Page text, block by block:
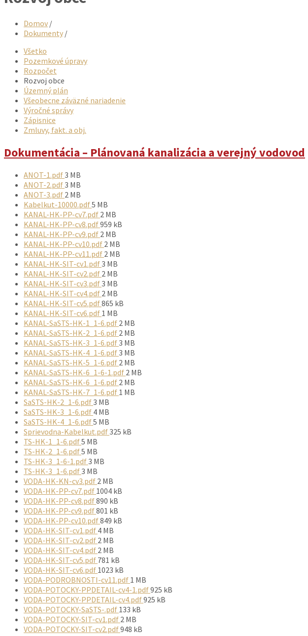
Domov /
Dokumenty /
Všetko
Pozemkové úpravy
Rozpočet
Rozvoj obce
Územný plán
Všeobecne záväzné nariadenie
Výročné správy
Zápisnice
Zmluvy, fakt. a obj.
Dokumentácia – Plánovaná kanalizácia a verejný vodovod
PrílohyANOT-1.pdf Veľkosť
súboru:
3 MB
ANOT-2.pdf Veľkosť
súboru:
3 MB
ANOT-3.pdf Veľkosť
súboru:
2 MB
Kabelkut-10000.pdf Veľkosť
súboru:
5 MB
KANAL-HK-PP-cv7.pdf Veľkosť
súboru:
2 MB
KANAL-HK-PP-cv8.pdfVeľkosť
súboru:
959 kB
KANAL-HK-PP-cv9.pdf Veľkosť
súboru:
2 MB
KANAL-HK-PP-cv10.pdf Veľkosť
súboru:
2 MB
KANAL-HK-PP-cv11.pdf Veľkosť
súboru:
2 MB
KANAL-HK-SIT-cv1.pdf Veľkosť
súboru:
3 MB
KANAL-HK-SIT-cv2.pdf Veľkosť
súboru:
2 MB
KANAL-HK-SIT-cv3.pdf Veľkosť
súboru:
3 MB
KANAL-HK-SIT-cv4.pdf Veľkosť
súboru:
2 MB
KANAL-HK-SIT-cv5.pdfVeľkosť
súboru:
865 kB
KANAL-HK-SIT-cv6.pdf Veľkosť
súboru:
1 MB
KANAL-SaSTS-HK-1_1-6.pdf Veľkosť
súboru:
2 MB
KANAL-SaSTS-HK-2_1-6.pdf Veľkosť
súboru:
2 MB
KANAL-SaSTS-HK-3_1-6.pdf Veľkosť
súboru:
3 MB
KANAL-SaSTS-HK-4_1-6.pdf Veľkosť
súboru:
3 MB
KANAL-SaSTS-HK-5_1-6.pdf Veľkosť
súboru:
2 MB
KANAL-SaSTS-HK-6_1-6-1.pdf Veľkosť
súboru:
2 MB
KANAL-SaSTS-HK-6_1-6.pdf Veľkosť
súboru:
2 MB
KANAL-SaSTS-HK-7_1-6.pdf Veľkosť
1 MB
SaSTS-HK-2_1-6.pdf Veľkosť
súboru:
3 MB
SaSTS-HK-3_1-6.pdf Veľkosť
súboru:
4 MB
SaSTS-HK-4_1-6.pdf Veľkosť
súboru:
5 MB
Sprievodna-Kabelkut.pdf Veľkosť
325 kB
TS-HK-1_1-6.pdf Veľkosť
súboru:
5 MB
TS-HK-2_1-6.pdf Veľkosť
súboru:
5 MB
TS-HK-3_1-6-1.pdf Veľkosť
súboru:
3 MB
TS-HK-3_1-6.pdf Veľkosť
súboru:
3 MB
VODA-HK-KN-cv3.pdf Veľkosť
súboru:
2 MB
VODA-HK-PP-cv7.pdf Veľkosť
súboru:
1004 kB
VODA-HK-PP-cv8.pdfVeľkosť
súboru:
890 kB
VODA-HK-PP-cv9.pdfVeľkosť
súboru:
801 kB
VODA-HK-PP-cv10.pdfVeľkosť
súboru:
849 kB
VODA-HK-SIT-cv1.pdf Veľkosť
súboru:
4 MB
VODA-HK-SIT-cv2.pdf Veľkosť
súboru:
2 MB
VODA-HK-SIT-cv4.pdf Veľkosť
súboru:
2 MB
VODA-HK-SIT-cv5.pdf Veľkosť
súboru:
781 kB
VODA-HK-SIT-cv6.pdf Veľkosť
súboru:
1023 kB
VODA-PODROBNOSTI-cv11.pdf Veľkosť
súboru:
1 MB
VODA-POTOCKY-PPDETAIL-cv4-1.pdfVeľkosť
súboru:
925 kB
VODA-POTOCKY-PPDETAIL-cv4.pdfVeľkosť
925 kB
VODA-POTOCKY-SaSTS-.pdf Veľkosť
súboru:
133 kB
VODA-POTOCKY-SIT-cv1.pdf Veľkosť
súboru:
2 MB
VODA-POTOCKY-SIT-cv2.pdfVeľkosť
948 kB